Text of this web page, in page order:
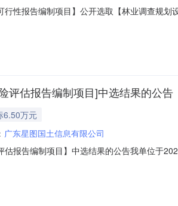
性报告编制项目】公开选取【林业调查规
采购）投资审批项目否采购项目编码
评估报告编制项目]中选结果的公告
6.50万元
广东星图国土信息有限公司
报告编制项目】中选结果的公告我单位于
2026-07-1309:00服务金额：￥70,000.00